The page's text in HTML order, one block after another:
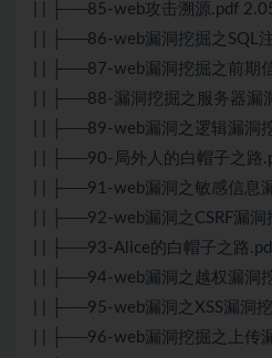
| | ├──85-web攻击溯源.pdf
| | ├──86-web漏洞挖掘之SQL
| | ├──87-web漏洞挖掘之前期
| | ├──88-漏洞挖掘之服务器漏
| | ├──89-web漏洞之逻辑漏洞
| | ├──90-局外人的白帽子之路
| | ├──91-web漏洞之敏感信息
| | ├──92-web漏洞之CSRF漏
| | ├──93-Alice的白帽子之路
| | ├──94-web漏洞之越权漏洞
| | ├──95-web漏洞之XSS漏洞
| | ├──96-web漏洞挖掘之上传